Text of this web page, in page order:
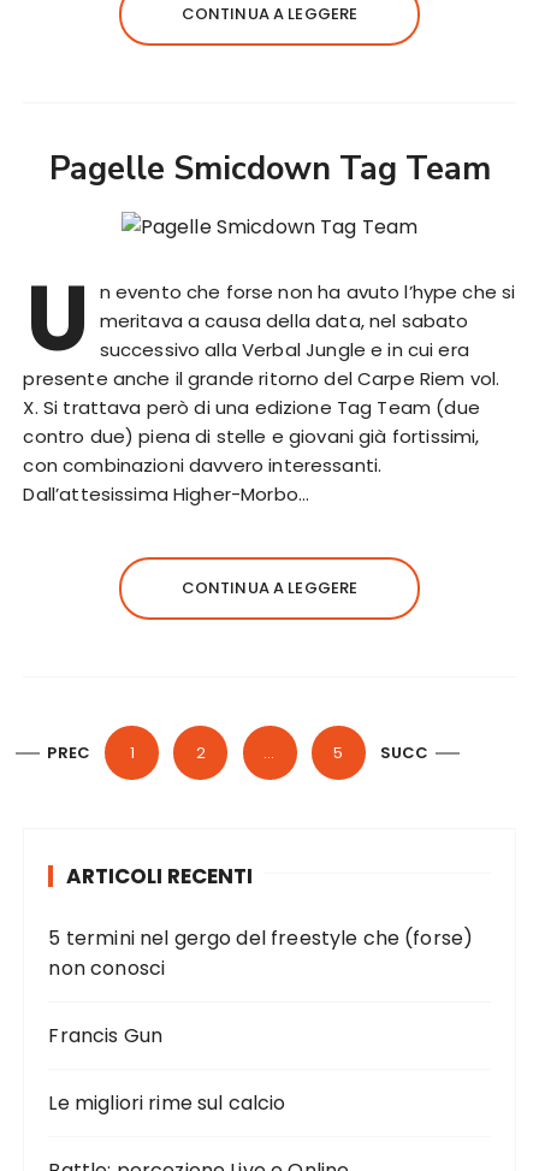
CONTINUA A LEGGERE
Pagelle Smicdown Tag Team
U
n evento che forse non ha avuto l’hype che si
meritava a causa della data, nel sabato
successivo alla Verbal Jungle e in cui era
presente anche il grande ritorno del Carpe Riem vol.
X. Si trattava però di una edizione Tag Team (due
contro due) piena di stelle e giovani già fortissimi,
con combinazioni davvero interessanti.
Dall’attesissima Higher-Morbo…
CONTINUA A LEGGERE
PREC 1 2 … 5 SUCC
ARTICOLI RECENTI
5 termini nel gergo del freestyle che (forse)
non conosci
Francis Gun
Le migliori rime sul calcio